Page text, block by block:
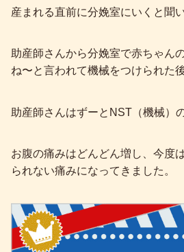
産まれる直前に分娩室にいくと聞
助産師さんから分娩室で赤ちゃん
ね〜と言われて機械をつけられた後
助産師さんはずーとNST（機械）
お腹の痛みはどんどん増し、今度
られない痛みになってきました。